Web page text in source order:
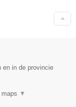
en in de provincie
▼